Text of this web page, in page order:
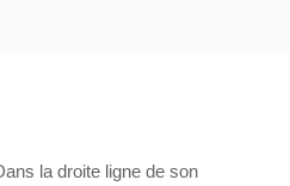
la droite ligne de son